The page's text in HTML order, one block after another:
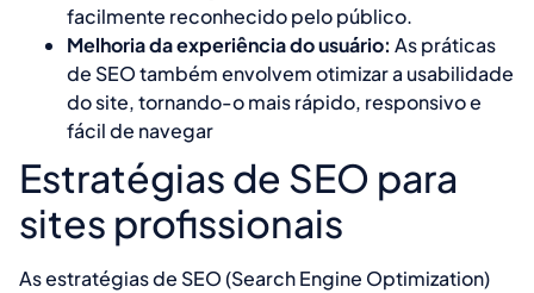
facilmente reconhecido pelo público.
Melhoria da experiência do usuário: As práticas
de SEO também envolvem otimizar a usabilidade
do site, tornando-o mais rápido, responsivo e
fácil de navegar
Estratégias de SEO para
sites profissionais
As estratégias de SEO (Search Engine Optimization)